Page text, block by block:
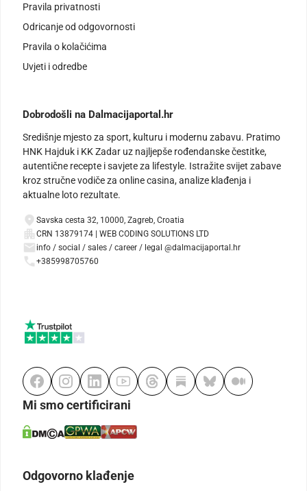
Pravila privatnosti
Odricanje od odgovornosti
Pravila o kolačićima
Uvjeti i odredbe
Dobrodošli na Dalmacijaportal.hr
Središnje mjesto za sport, kulturu i modernu zabavu. Pratimo
HNK Hajduk i KK Zadar uz najljepše rođendanske čestitke,
autentične recepte i savjete za lifestyle. Istražite svijet zabave
kroz stručne vodiče za online casina, analize klađenja i
aktualne loto rezultate.
Savska cesta 32, 10000, Zagreb, Croatia
CRN 13879174 | WEB CODING SOLUTIONS LTD
info / social / sales / career / legal @dalmacijaportal.hr
+385998705760
Mi smo certificirani
Odgovorno klađenje